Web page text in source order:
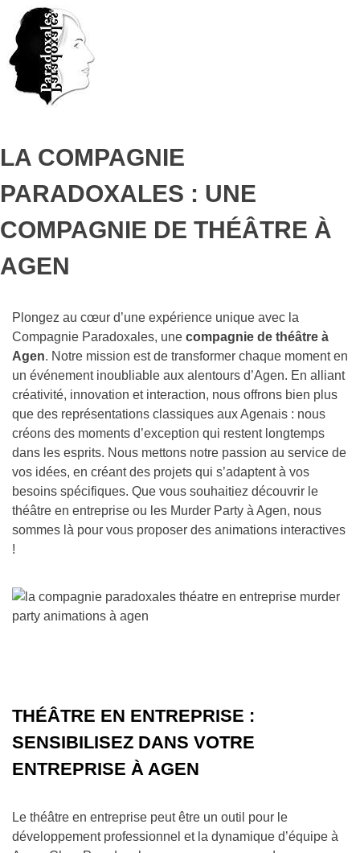
content
LA COMPAGNIE
PARADOXALES : UNE
COMPAGNIE DE THÉÂTRE À
AGEN
Plongez au cœur d’une expérience unique avec la
Compagnie Paradoxales, une compagnie de théâtre à
Agen. Notre mission est de transformer chaque moment en
un événement inoubliable aux alentours d’Agen. En alliant
créativité, innovation et interaction, nous offrons bien plus
que des représentations classiques aux Agenais : nous
créons des moments d’exception qui restent longtemps
dans les esprits. Nous mettons notre passion au service de
vos idées, en créant des projets qui s’adaptent à vos
besoins spécifiques. Que vous souhaitiez découvrir le
théâtre en entreprise ou les Murder Party à Agen, nous
sommes là pour vous proposer des animations interactives
!
THÉÂTRE EN ENTREPRISE :
SENSIBILISEZ DANS VOTRE
ENTREPRISE À AGEN
Le théâtre en entreprise peut être un outil pour le
développement professionnel et la dynamique d’équipe à